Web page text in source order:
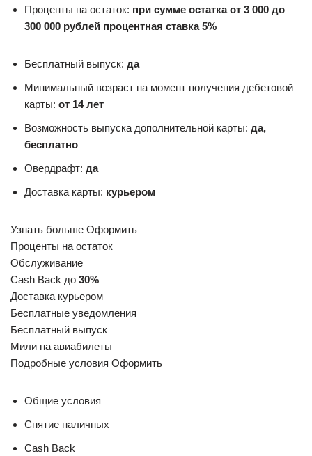
Проценты на остаток: при сумме остатка от 3 000 до
300 000 рублей процентная ставка 5%
Бесплатный выпуск: да
Минимальный возраст на момент получения дебетовой
карты: от 14 лет
Возможность выпуска дополнительной карты: да,
бесплатно
Овердрафт: да
Доставка карты: курьером
Узнать больше Оформить
Проценты на остаток
Обслуживание
Cash Back до 30%
Доставка курьером
Бесплатные уведомления
Бесплатный выпуск
Мили на авиабилеты
Подробные условия Оформить
Общие условия
Снятие наличных
Cash Back